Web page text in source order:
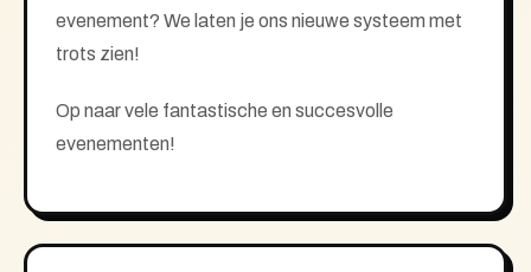
evenement? We laten je ons nieuwe systeem met
trots zien!
Op naar vele fantastische en succesvolle
evenementen!